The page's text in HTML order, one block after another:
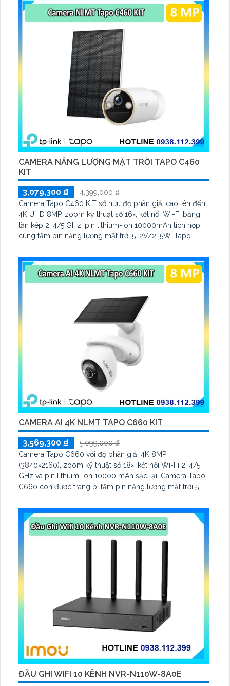
CAMERA NĂNG LƯỢNG MẶT TRỜI TAPO C460
KIT
3,079,300 ₫
4,399,000 ₫
Camera Tapo C460 KIT sở hữu độ phân giải cao lên đến
4K UHD 8MP, zoom kỹ thuật số 16×, kết nối Wi-Fi băng
tần kép 2. 4/5 GHz, pin lithium-ion 10000mAh tích hợp
cùng tấm pin năng lượng mặt trời 5. 2V/2. 5W. Tapo
biến Starlight, tầm nhìn lên đến 15 m
CAMERA AI 4K NLMT TAPO C660 KIT
3,569,300 ₫
5,099,000 ₫
Camera Tapo C660 với độ phân giải 4K 8MP
(3840×2160), zoom kỹ thuật số 18×, kết nối Wi-Fi 2. 4/5
GHz và pin lithium-ion 10000 mAh sạc lại. Camera Tapo
C660 còn được trang bị tấm pin năng lượng mặt trời 5.
tiện, lưu trữ thẻ microSD tối đa 512 GB
ĐẦU GHI WIFI 10 KÊNH NVR-N110W-8A0E